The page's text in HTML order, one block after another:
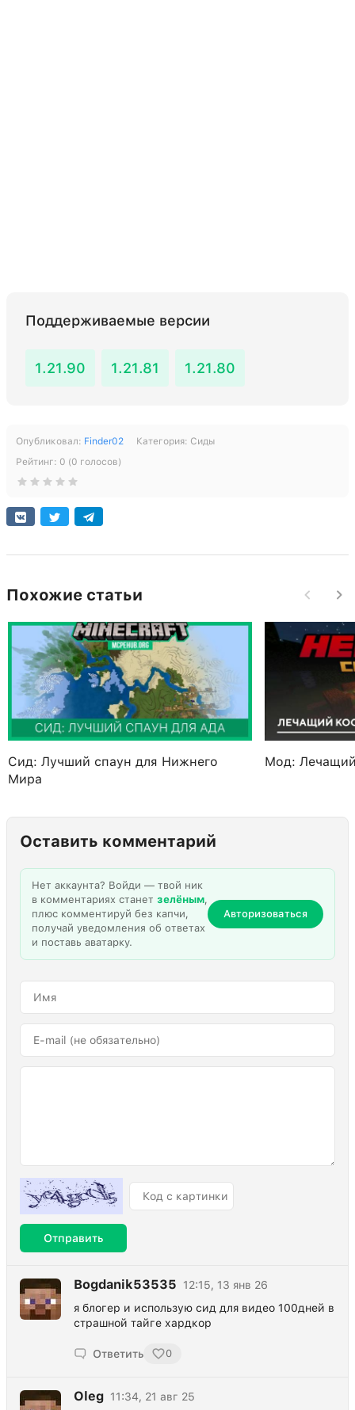
Поддерживаемые версии
1.21.90 1.21.81 1.21.80
Опубликовал: Finder02 Категория: Сиды
Рейтинг: 0 (0 голосов)
Похожие статьи
Сид: Лучший спаун для Нижнего
Мира
Мод:
Оставить комментарий
Нет аккаунта? Войди — твой ник
в комментариях станет зелёным,
плюс комментируй без капчи,
получай уведомления об ответах
и поставь аватарку.
Авторизоваться
Отправить
Bogdanik53535
12:15, 13 янв 26
я блогер и использую сид для видео 100дней в
страшной тайге хардкор
Ответить 0
Oleg 11:34, 21 авг 25